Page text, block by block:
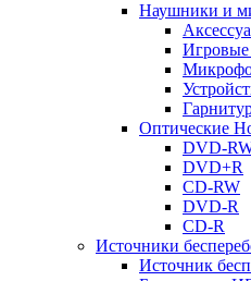
Наушники и
Игровые
Оптические
DVD-
DVD+R
CD-RW
DVD-R
CD-R
Источники
Источник